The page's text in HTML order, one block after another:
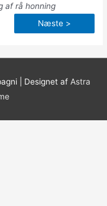
af rå honning
Næste >
| Designet af Astra